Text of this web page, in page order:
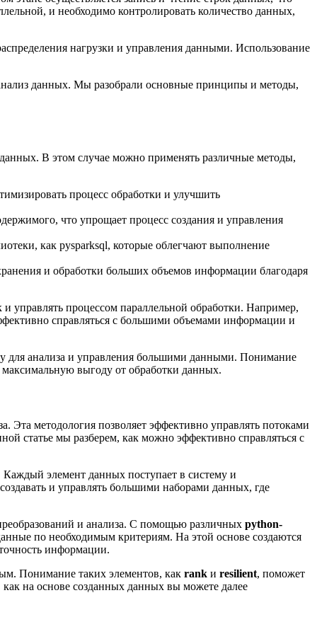
и необходимо контролировать количество данных,
нагрузки и управления данными. Использование
данных. Мы разобрали основные принципы и методы,
В этом случае можно применять различные методы,
процесс обработки и улучшить
что упрощает процесс создания и управления
как pysparksql, которые облегчают выполнение
и обработки больших объемов информации благодаря
управлять процессом параллельной обработки. Например,
справляться с большими объемами информации и
для анализа и управления большими данными. Понимание
выгоду от обработки данных.
методология позволяет эффективно управлять потоками
статье мы разберем, как можно эффективно справляться с
элемент данных поступает в систему и
и управлять большими наборами данных, где
и анализа. С помощью различных python-
по необходимым критериям. На этой основе создаются
информации.
Понимание таких элементов, как rank и resilient, поможет
на основе созданных данных вы можете далее